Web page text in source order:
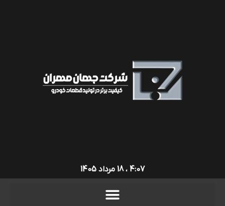
4:07 ، 18 مرداد 1405